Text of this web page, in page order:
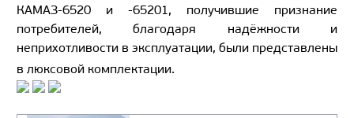
КАМАЗ-6520 и -65201, получившие признание
потребителей, благодаря надёжности и
неприхотливости в эксплуатации, были представлены
в люксовой комплектации.